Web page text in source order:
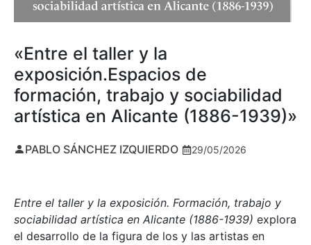
«Entre el taller y la
exposición.Espacios de
formación, trabajo y sociabilidad
artística en Alicante (1886-1939)»
PABLO SÁNCHEZ IZQUIERDO 29/05/2026
Entre el taller y la exposición. Formación, trabajo y
sociabilidad artística en Alicante (1886-1939) explora
el desarrollo de la figura de los y las artistas en